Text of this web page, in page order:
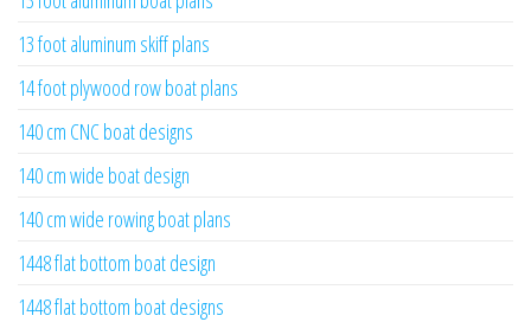
13 foot aluminum skiff plans
14 foot plywood row boat plans
140 cm CNC boat designs
140 cm wide boat design
140 cm wide rowing boat plans
1448 flat bottom boat design
1448 flat bottom boat designs